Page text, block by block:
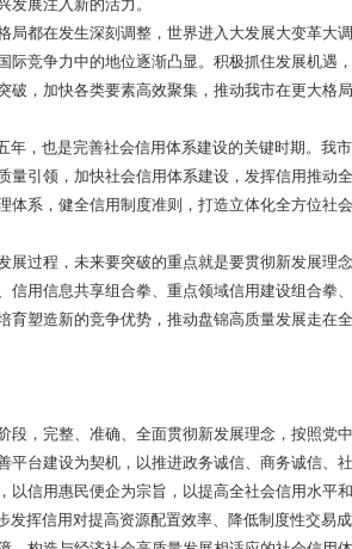
，处处受限”的格局正在形成，自2019
。
绩，为“信用盘锦”建设奠定了基础。
一是公共信用信息归集覆盖面和质量有
平台功能有待进一步强化，信用数据分
低，信用平台的支撑能力仍显不足；三
联合惩戒实施的广度、深度还远远不够
，未能与全国“信易贷”平台实现机制化
用场景还未形成，“信易+”和个人信用
寻求新突破，持续深入推进“信用盘锦”
双循环相互促进的新发展格局，为经
造良好社会生态，实现市场经济良性发